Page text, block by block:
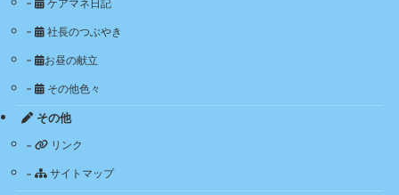
ケアマネ日記
社長のつぶやき
お昼の献立
その他色々
その他
リンク
サイトマップ